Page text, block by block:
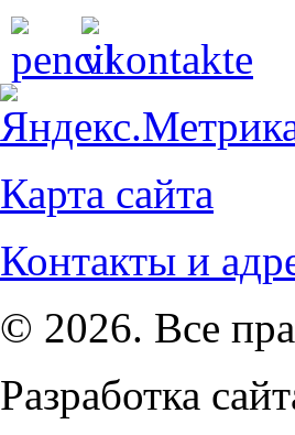
Карта сайта
Контакты и
© 2026. Все
Разработка